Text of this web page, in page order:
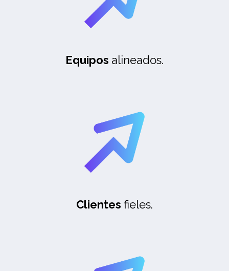
Equipos alineados.
Clientes fieles.